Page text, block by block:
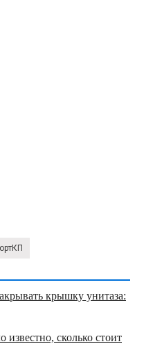
крышку унитаза:
сколько стоит